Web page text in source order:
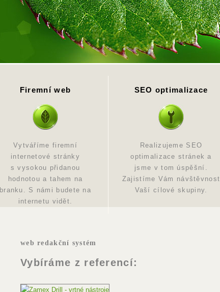
Firemní web
Vytváříme firemní
internetové stránky
s vysokou přidanou
hodnotou a tahem na
branku. S námi budete na
internetu vidět.
SEO optimalizace
Realizujeme SEO
optimalizace stránek a
jsme v tom úspěšní.
Zajistíme Vám návštěvnost
Vaší cílové skupiny.
web redakční systém
Vybíráme z referencí: